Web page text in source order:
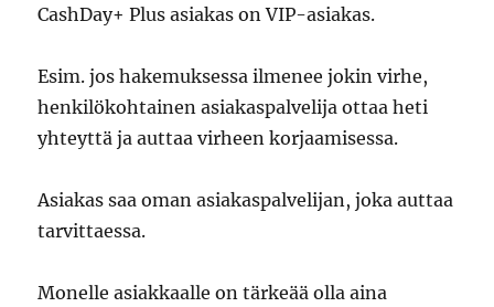
CashDay+ Plus asiakas on VIP-asiakas.
Esim. jos hakemuksessa ilmenee jokin virhe,
henkilökohtainen asiakaspalvelija ottaa heti
yhteyttä ja auttaa virheen korjaamisessa.
Asiakas saa oman asiakaspalvelijan, joka auttaa
tarvittaessa.
Monelle asiakkaalle on tärkeää olla aina